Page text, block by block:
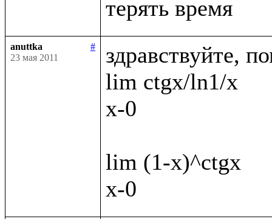
anuttka
#
23 мая 2011
здравствуйте,
lim ctgx/ln1/x
x-0
lim (1-x)^ctgx